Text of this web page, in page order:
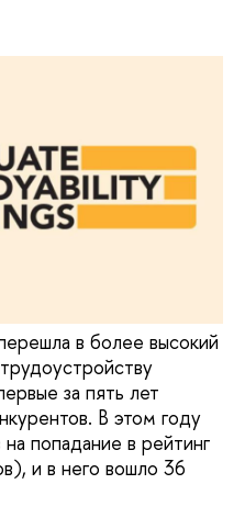
в более высокий
за пять лет
В этом году
попадание в рейтинг
и в него вошло 36